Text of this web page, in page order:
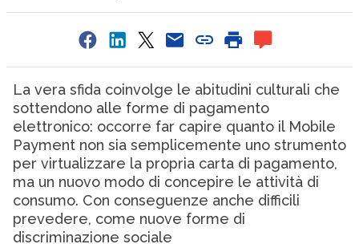
La vera sfida coinvolge le abitudini culturali che
sottendono alle forme di pagamento
elettronico: occorre far capire quanto il Mobile
Payment non sia semplicemente uno strumento
per virtualizzare la propria carta di pagamento,
ma un nuovo modo di concepire le attività di
consumo. Con conseguenze anche difficili
prevedere, come nuove forme di
discriminazione sociale